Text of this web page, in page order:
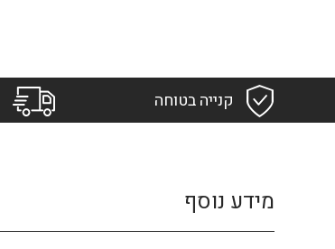
קנייה בטוחה
מידע נוסף